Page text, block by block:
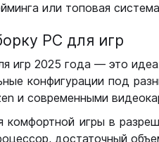
или топовая
РС для игр
игр 2025 года — это
конфигурации под
и современными
игры в
достаточный